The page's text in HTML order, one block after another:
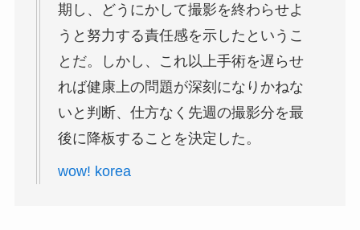
期し、どうにかして撮影を終わらせよ
うと努力する責任感を示したというこ
とだ。しかし、これ以上手術を遅らせ
れば健康上の問題が深刻になりかねな
いと判断、仕方なく先週の撮影分を最
後に降板することを決定した。
wow! korea